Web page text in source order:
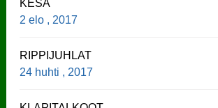
KESÄ
2 elo , 2017
RIPPIJUHLAT
24 huhti , 2017